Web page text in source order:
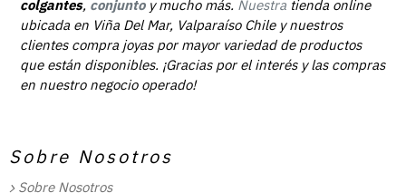
colgantes, conjunto y mucho más. Nuestra tienda online
ubicada en Viña Del Mar, Valparaíso Chile y nuestros
clientes compra joyas por mayor variedad de productos
que están disponibles. ¡Gracias por el interés y las compras
en nuestro negocio operado!
Sobre Nosotros
Sobre Nosotros